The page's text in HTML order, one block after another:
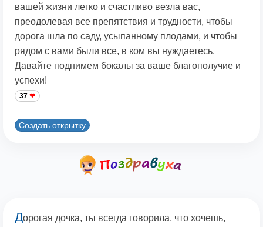
вашей жизни легко и счастливо везла вас,
преодолевая все препятствия и трудности, чтобы
дорога шла по саду, усыпанному плодами, и чтобы
рядом с вами были все, в ком вы нуждаетесь.
Давайте поднимем бокалы за ваше благополучие и
успехи!
37
Создать открытку
Дорогая дочка, ты всегда говорила, что хочешь,